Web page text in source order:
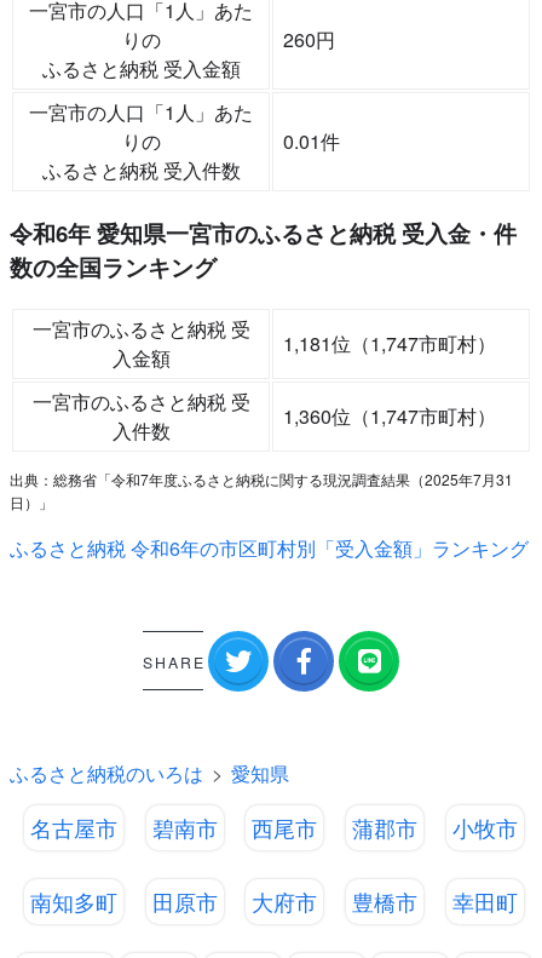
一宮市の人口「1人」あた
りの
ふるさと納税 受入金額
260円
一宮市の人口「1人」あた
りの
ふるさと納税 受入件数
0.01件
令和6年 愛知県一宮市のふるさと納税 受入金・件
数の全国ランキング
一宮市のふるさと納税 受
入金額
1,181位（1,747市町村）
一宮市のふるさと納税 受
入件数
1,360位（1,747市町村）
出典：総務省「令和7年度ふるさと納税に関する現況調査結果（2025年7月31
日）」
ふるさと納税 令和6年の市区町村別「受入金額」ランキング
SHARE
ふるさと納税のいろは 愛知県
名古屋市 碧南市 西尾市 蒲郡市 小牧市
南知多町 田原市 大府市 豊橋市 幸田町